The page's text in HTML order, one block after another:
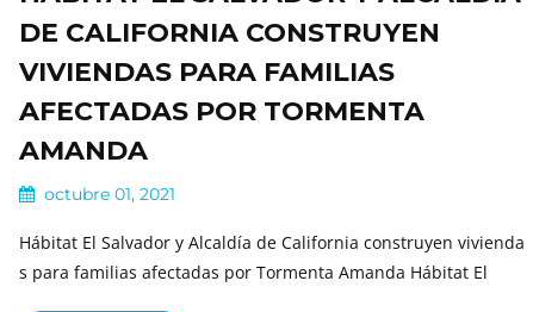
DE CALIFORNIA CONSTRUYEN
VIVIENDAS PARA FAMILIAS
AFECTADAS POR TORMENTA
AMANDA
octubre 01, 2021
Hábitat El Salvador y Alcaldía de California construyen vivienda
s para familias afectadas por Tormenta Amanda Hábitat El